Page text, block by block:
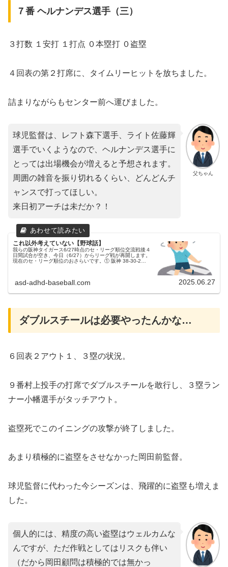
７番 ヘルナンデス選手（三）
３打数 １安打 １打点 ０本塁打 ０盗塁
４回表の第２打席に、タイムリーヒットを放ちました。
詰まりながらもセンター前へ運びました。
父ちゃん
球児監督は、レフト森下選手、ライト佐藤輝
選手でいくようなので、ヘルナンデス選手に
とっては出場機会が増えると予想されます。
周囲の雑音を振り切れるくらい、どんどんチ
ャンスで打ってほしい。
来日初アーチは未だか？！
これ以外考えていない【野球話】
我らの阪神タイガース6/27時点のセ・リーグ順位交流戦後４
日間試合が空き、今日（6/27）からリーグ戦が再開します。
現在のセ・リーグ順位のおさらいです。① 阪神 38-30-2
asd-adhd-baseball.com 2025.06.27
ダブルスチールは必要やったんかな…
６回表２アウト１、３塁の状況。
９番村上投手の打席でダブルスチールを敢行し、３塁ラン
ナー小幡選手がタッチアウト。
盗塁死でこのイニングの攻撃が終了しました。
あまり積極的に盗塁をさせなかった岡田前監督。
球児監督に代わった今シーズンは、飛躍的に盗塁も増えま
した。
個人的には、精度の高い盗塁はウェルカムな
んですが、ただ作戦としてはリスクも伴い
（だから岡田顧問は積極的では無かっ